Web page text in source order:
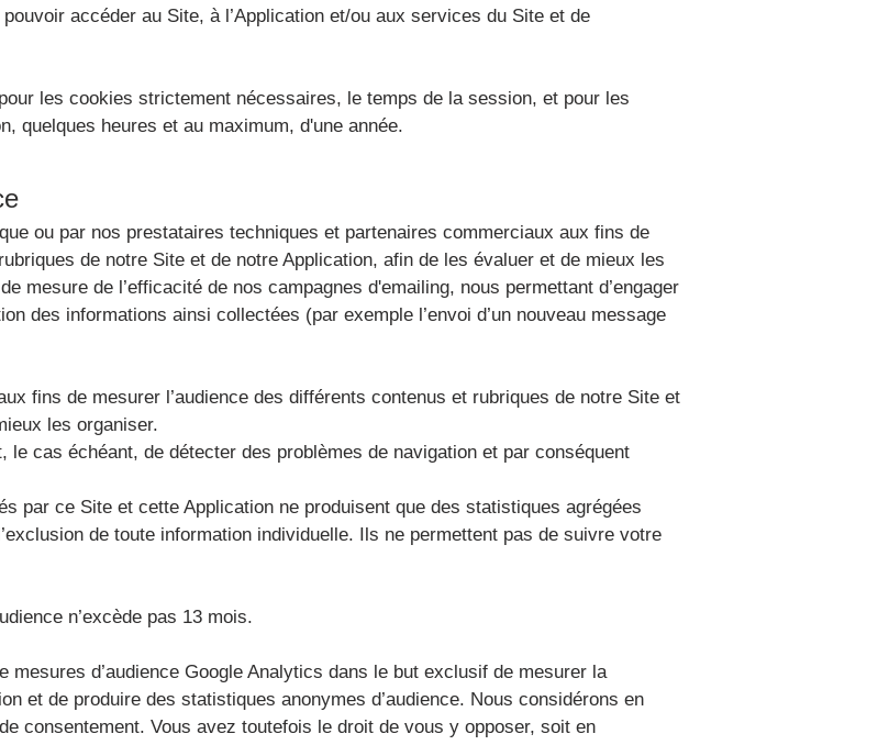
accéder au Site, à l’Application et/ou aux services du Site et de
les cookies strictement nécessaires, le temps de la session, et pour les
quelques heures et au maximum, d'une année.
ou par nos prestataires techniques et partenaires commerciaux aux fins de
de notre Site et de notre Application, afin de les évaluer et de mieux les
mesure de l’efficacité de nos campagnes d'emailing, nous permettant d’engager
des informations ainsi collectées (par exemple l’envoi d’un nouveau message
fins de mesurer l’audience des différents contenus et rubriques de notre Site et
les organiser.
le cas échéant, de détecter des problèmes de navigation et par conséquent
par ce Site et cette Application ne produisent que des statistiques agrégées
de toute information individuelle. Ils ne permettent pas de suivre votre
n’excède pas 13 mois.
d’audience Google Analytics dans le but exclusif de mesurer la
et de produire des statistiques anonymes d’audience. Nous considérons en
consentement. Vous avez toutefois le droit de vous y opposer, soit en